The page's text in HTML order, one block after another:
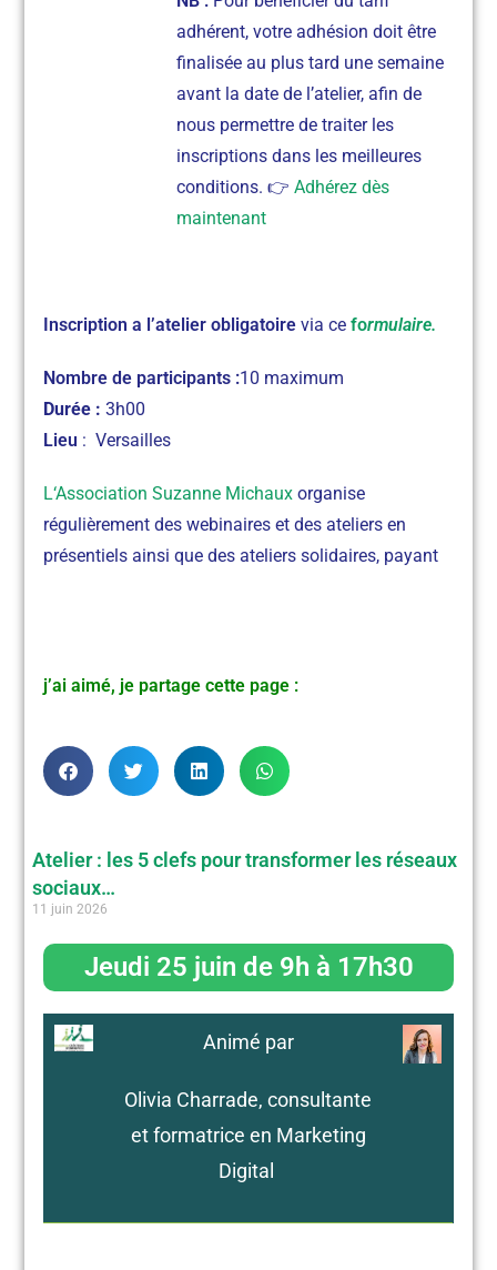
adhérent, votre adhésion doit être
finalisée au plus tard une semaine
avant la date de l’atelier, afin de
nous permettre de traiter les
inscriptions dans les meilleures
conditions. 👉Adhérez dès
maintenant
Inscription a l’atelier obligatoirevia ceformulaire.
Nombre de participants :10 maximum
Durée :3h00
Lieu : Versailles
L‘Association Suzanne Michaux organise
régulièrement des webinaires et des ateliers en
présentiels ainsi que des ateliers solidaires, payant
j’ai aimé, je partage cette page :
Atelier : les 5 clefs pour transformer les réseaux
sociaux…
11 juin 2026
Jeudi 25 juin de 9h à 17h30
Animé par
Olivia Charrade, consultante
et formatrice en Marketing
Digital